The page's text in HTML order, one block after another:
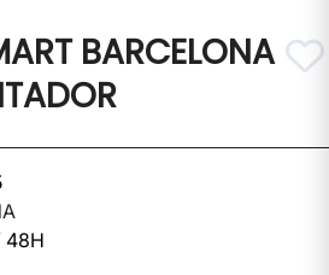
BARCELONA
48H